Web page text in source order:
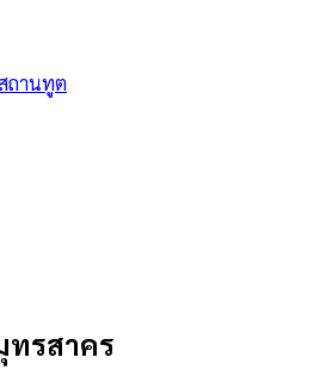
ถานทูต
ทรสาคร